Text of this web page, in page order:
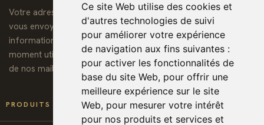
Ce site Web utilise des cookies et
d'autres technologies de suivi
pour améliorer votre expérience
de navigation aux fins suivantes :
pour activer les fonctionnalités de
base du site Web, pour offrir une
meilleure expérience sur le site
Web, pour mesurer votre intérêt
pour nos produits et services et
Votre adresse de messagerie est uniquement utilisée pour
vous envoyer notre lettre d'information ainsi que des
informations concernant nos activités. Vous pouvez à tout
moment utiliser le lien de désabonnement intégré dans chacun
de nos mails.
PRODUITS